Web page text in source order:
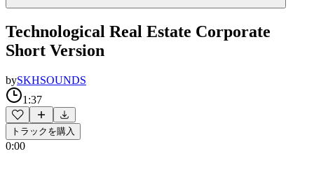
Technological Real Estate Corporate
Short Version
bySKHSOUNDS
1:37
トラックを購入
0:00